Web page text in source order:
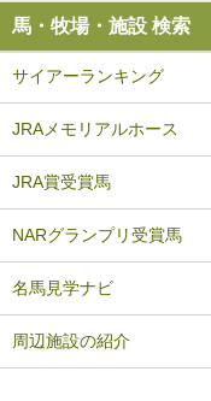
馬・牧場・施設 検索
サイアーランキング
JRAメモリアルホース
JRA賞受賞馬
NARグランプリ受賞馬
名馬見学ナビ
周辺施設の紹介